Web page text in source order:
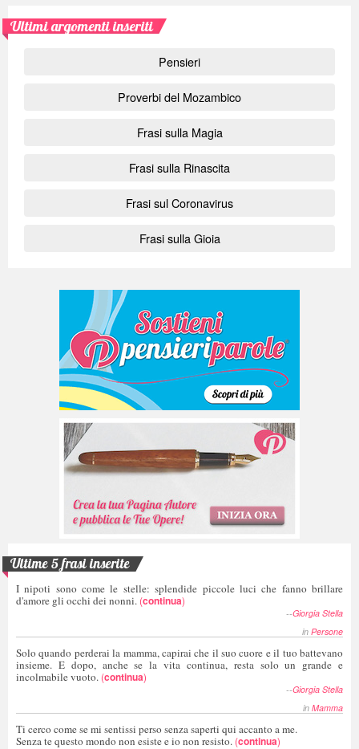
Ultimi argomenti inseriti
Pensieri
Proverbi del Mozambico
Frasi sulla Magia
Frasi sulla Rinascita
Frasi sul Coronavirus
Frasi sulla Gioia
Ultime 5 frasi inserite
I nipoti sono come le stelle: splendide piccole luci che fanno brillare
d'amore gli occhi dei nonni. (continua)
--Giorgia Stella
in Persone
Solo quando perderai la mamma, capirai che il suo cuore e il tuo battevano
insieme. E dopo, anche se la vita continua, resta solo un grande e
incolmabile vuoto. (continua)
--Giorgia Stella
in Mamma
Ti cerco come se mi sentissi perso senza saperti qui accanto a me.
Senza te questo mondo non esiste e io non resisto. (continua)